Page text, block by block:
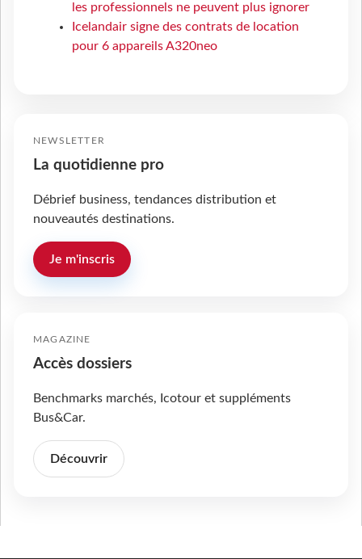
les professionnels ne peuvent plus ignorer
Icelandair signe des contrats de location
pour 6 appareils A320neo
NEWSLETTER
La quotidienne pro
Débrief business, tendances distribution et
nouveautés destinations.
Je m'inscris
MAGAZINE
Accès dossiers
Benchmarks marchés, Icotour et suppléments
Bus&Car.
Découvrir